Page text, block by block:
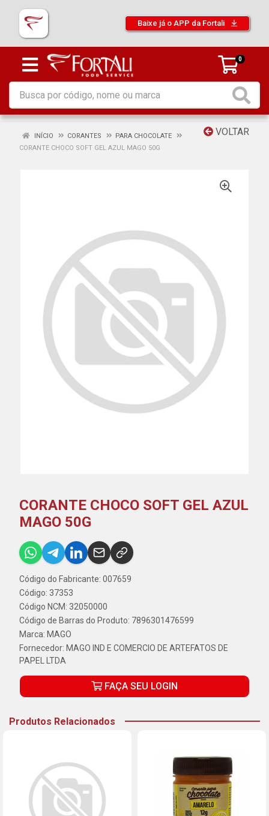
Baixe já o APP da Fortali
0
VOLTAR
INÍCIO CORANTES
PARA CHOCOLATE
CORANTE CHOCO SOFT GEL AZUL MAGO 50G
CORANTE CHOCO SOFT GEL AZUL
MAGO 50G
Código do Fabricante: 007659
Código: 37353
Código NCM: 32050000
Código de Barras do Produto: 7896301476599
Marca: MAGO
Fornecedor: MAGO IND E COMERCIO DE ARTEFATOS DE
PAPEL LTDA
FAÇA SEU LOGIN
Produtos Relacionados